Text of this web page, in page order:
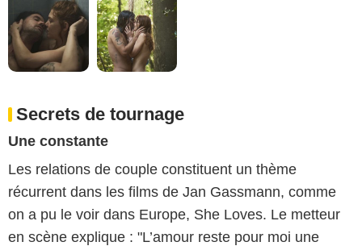
Secrets de tournage
Une constante
Les relations de couple constituent un thème
récurrent dans les films de Jan Gassmann, comme
on a pu le voir dans Europe, She Loves. Le metteur
en scène explique : "L’amour reste pour moi une